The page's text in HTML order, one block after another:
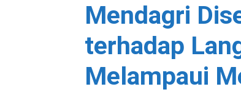
Mendagri
terhadap
Melampaui